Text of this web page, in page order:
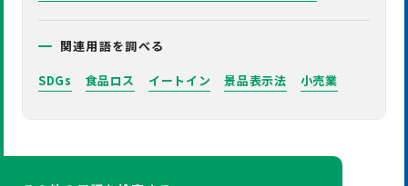
関連用語を調べる
SDGs
食品ロス イートイン 景品表示法 小売業